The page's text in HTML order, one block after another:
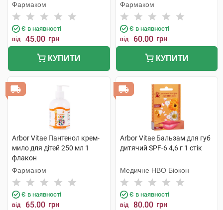
Фармаком
Є в наявності
від 45.00 грн
КУПИТИ
Фармаком
Є в наявності
від 60.00 грн
КУПИТИ
Arbor Vitae Пантенол крем-
мило для дітей 250 мл 1
флакон
Фармаком
Є в наявності
від 65.00 грн
Arbor Vitae Бальзам для губ
дитячий SPF-6 4,6 г 1 стік
Медичне НВО Біокон
Є в наявності
від 80.00 грн